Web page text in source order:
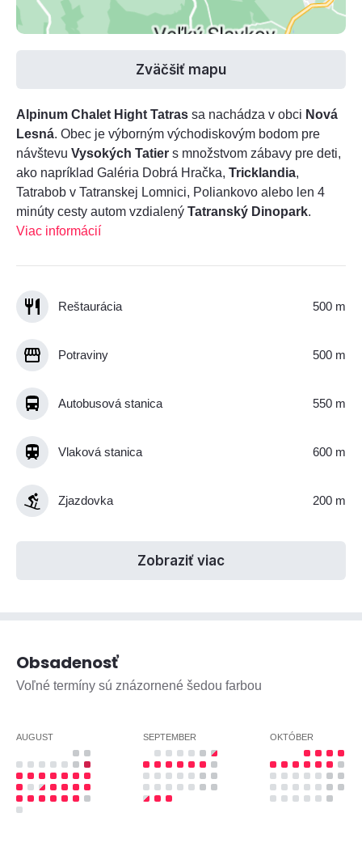
Zväčšiť mapu
Alpinum Chalet Hight Tatras sa nachádza v obci Nová
Lesná. Obec je výborným východiskovým bodom pre
návštevu Vysokých Tatier s množstvom zábavy pre deti,
ako napríklad Galéria Dobrá Hračka, Tricklandia,
Tatrabob v Tatranskej Lomnici, Poliankovo alebo len 4
minúty cesty autom vzdialený Tatranský Dinopark.
Viac informácií
Reštaurácia 500 m
Potraviny 500 m
Autobusová stanica 550 m
Vlaková stanica 600 m
Zjazdovka 200 m
Zobraziť viac
Obsadenosť
Voľné termíny sú znázornené šedou farbou
AUGUST SEPTEMBER OKTÓBER